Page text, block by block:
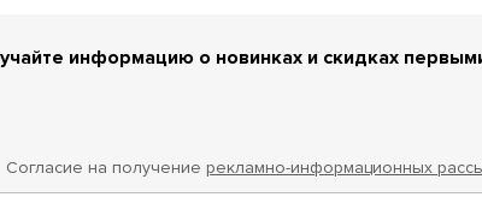
информацию о новинках и скидках
Согласие на получение рекламно-информационных